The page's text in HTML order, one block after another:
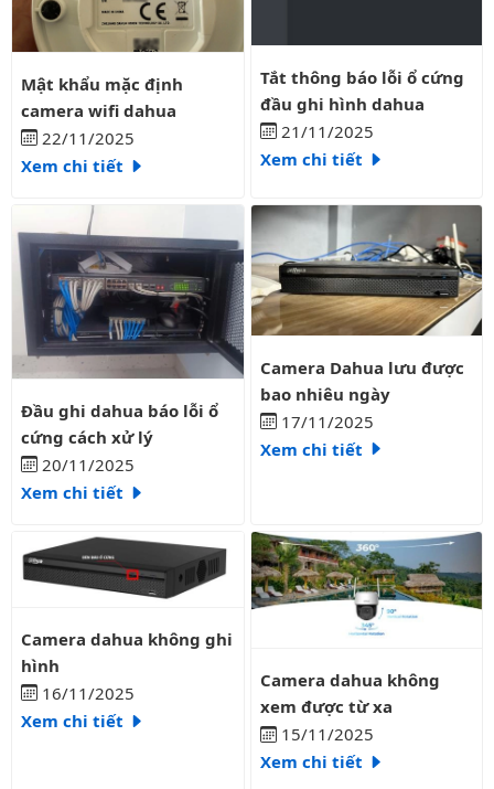
Mật khẩu mặc định camera wifi dahua
Mật khẩu mặc định
camera wifi dahua
22/11/2025
Xem chi tiết
Tắt thông báo lỗi ổ cứng đầu
Tắt thông báo lỗi ổ cứng
đầu ghi hình dahua
21/11/2025
Xem chi tiết
Đầu ghi dahua báo lỗi ổ cứng cách xử lý
Đầu ghi dahua báo lỗi ổ
cứng cách xử lý
20/11/2025
Xem chi tiết
Camera Dahua lưu được
bao nhiêu ngày
17/11/2025
Xem chi tiết
Camera dahua không ghi hình
Camera dahua không ghi
hình
16/11/2025
Xem chi tiết
Camera dahua không xem
Camera dahua không
xem được từ xa
15/11/2025
Xem chi tiết